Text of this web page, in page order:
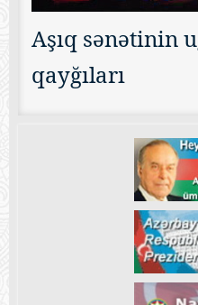
Aşıq sənətinin
qayğıları